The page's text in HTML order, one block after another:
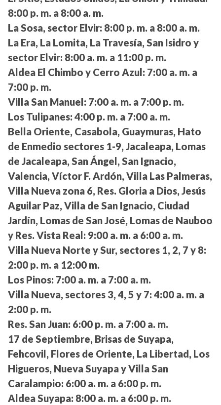
8:00 p. m. a 8:00 a. m.
La Sosa, sector Elvir: 8:00 p. m. a 8:00 a. m.
La Era, La Lomita, La Travesía, San Isidro y
sector Elvir: 8:00 a. m. a 11:00 p. m.
Aldea El Chimbo y Cerro Azul: 7:00 a. m. a
7:00 p. m.
Villa San Manuel: 7:00 a. m. a 7:00 p. m.
Los Tulipanes: 4:00 p. m. a 7:00 a. m.
Bella Oriente, Casabola, Guaymuras, Hato
de Enmedio sectores 1-9, Jacaleapa, Lomas
de Jacaleapa, San Ángel, San Ignacio,
Valencia, Víctor F. Ardón, Villa Las Palmeras,
Villa Nueva zona 6, Res. Gloria a Dios, Jesús
Aguilar Paz, Villa de San Ignacio, Ciudad
Jardín, Lomas de San José, Lomas de Nauboo
y Res. Vista Real: 9:00 a. m. a 6:00 a. m.
Villa Nueva Norte y Sur, sectores 1, 2, 7 y 8:
2:00 p. m. a 12:00 m.
Los Pinos: 7:00 a. m. a 7:00 a. m.
Villa Nueva, sectores 3, 4, 5 y 7: 4:00 a. m. a
2:00 p. m.
Res. San Juan: 6:00 p. m. a 7:00 a. m.
17 de Septiembre, Brisas de Suyapa,
Fehcovil, Flores de Oriente, La Libertad, Los
Higueros, Nueva Suyapa y Villa San
Caralampio: 6:00 a. m. a 6:00 p. m.
Aldea Suyapa: 8:00 a. m. a 6:00 p. m.